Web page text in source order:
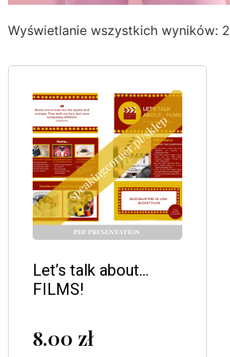
Wyświetlanie wszystkich wyników: 2
Let’s talk about…
FILMS!
8.00 zł